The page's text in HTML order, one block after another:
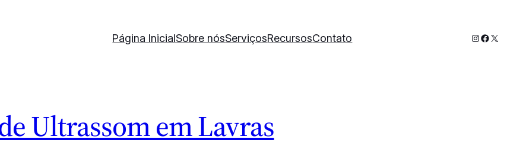
Página InicialSobre nósServiçosRecursosContato Instagram
X
Ultrassom em Lavras